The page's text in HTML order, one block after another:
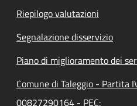
Riepilogo valutazioni
Segnalazione disservizio
Piano di miglioramento dei
Comune di Taleggio - Partita
00827290164 - PEC: